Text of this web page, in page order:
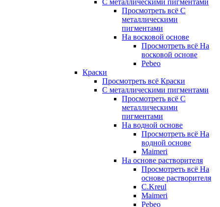
С металлическими пигментами
Просмотреть всё С
металлическими
пигментами
На восковой основе
Просмотреть всё На
восковой основе
Pebeo
Краски
Просмотреть всё Краски
С металлическими пигментами
Просмотреть всё С
металлическими
пигментами
На водной основе
Просмотреть всё На
водной основе
Maimeri
На основе растворителя
Просмотреть всё На
основе растворителя
C.Kreul
Maimeri
Pebeo